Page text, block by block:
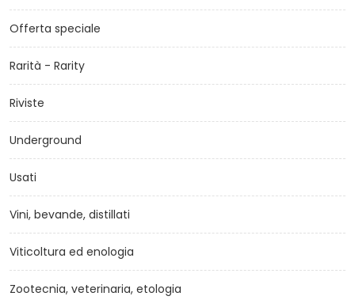
Offerta speciale
Rarità - Rarity
Riviste
Underground
Usati
Vini, bevande, distillati
Viticoltura ed enologia
Zootecnia, veterinaria, etologia